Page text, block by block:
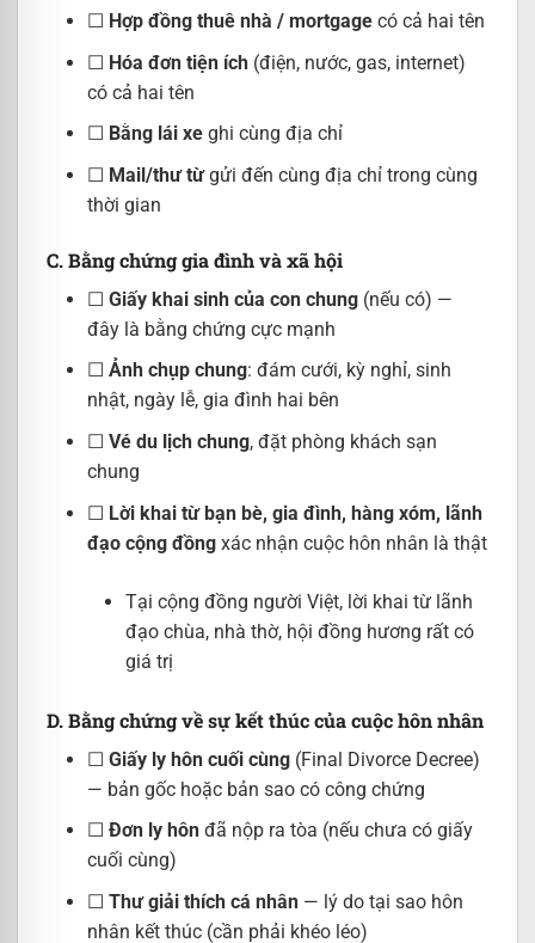
☐ Hợp đồng thuê nhà / mortgagecó cả hai tên
☐ Hóa đơn tiện ích(điện, nước, gas, internet)
có cả hai tên
☐ Bằng lái xeghi cùng địa chỉ
☐ Mail/thư từgửi đến cùng địa chỉ trong cùng
thời gian
C. Bằng chứng gia đình và xã hội
☐ Giấy khai sinh của con chung(nếu có) —
đây là bằng chứng cực mạnh
☐ Ảnh chụp chung: đám cưới, kỳ nghỉ, sinh
nhật, ngày lễ, gia đình hai bên
☐ Vé du lịch chung, đặt phòng khách sạn
chung
☐ Lời khai từ bạn bè, gia đình, hàng xóm, lãnh
đạo cộng đồngxác nhận cuộc hôn nhân là thật
Tại cộng đồng người Việt, lời khai từ lãnh
đạo chùa, nhà thờ, hội đồng hương rất có
giá trị
D. Bằng chứng về sự kết thúc của cuộc hôn nhân
☐ Giấy ly hôn cuối cùng(Final Divorce Decree)
— bản gốc hoặc bản sao có công chứng
☐ Đơn ly hônđã nộp ra tòa (nếu chưa có giấy
cuối cùng)
☐ Thư giải thích cá nhân— lý do tại sao hôn
nhân kết thúc (cần phải khéo léo)